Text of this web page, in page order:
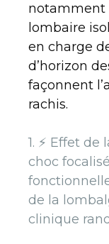
notamment
lombaire
en charge
d’horizon
façonnent
rachis.
1. ⚡️ Effet de
choc
de la
clinique